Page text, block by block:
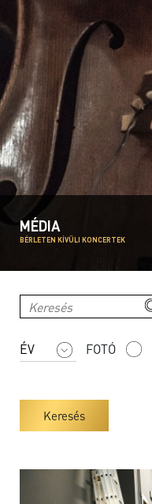
MÉDIA
BÉRLETEN KÍVÜLI KONCERTEK
FOTÓ
Keresés